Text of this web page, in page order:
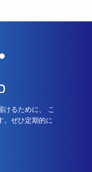
けるために、 こ
。ぜひ定期的に